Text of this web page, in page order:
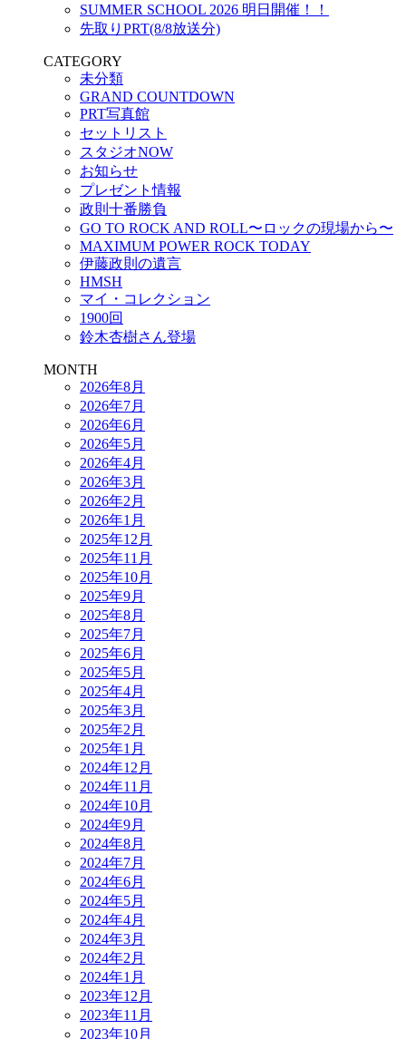
SUMMER SCHOOL 2026 明日開催！！
先取りPRT(8/8放送分)
CATEGORY
未分類
GRAND COUNTDOWN
PRT写真館
セットリスト
スタジオNOW
お知らせ
プレゼント情報
政則十番勝負
GO TO ROCK AND ROLL〜ロックの現場から〜
MAXIMUM POWER ROCK TODAY
伊藤政則の遺言
HMSH
マイ・コレクション
1900回
鈴木杏樹さん登場
MONTH
2026年8月
2026年7月
2026年6月
2026年5月
2026年4月
2026年3月
2026年2月
2026年1月
2025年12月
2025年11月
2025年10月
2025年9月
2025年8月
2025年7月
2025年6月
2025年5月
2025年4月
2025年3月
2025年2月
2025年1月
2024年12月
2024年11月
2024年10月
2024年9月
2024年8月
2024年7月
2024年6月
2024年5月
2024年4月
2024年3月
2024年2月
2024年1月
2023年12月
2023年11月
2023年10月